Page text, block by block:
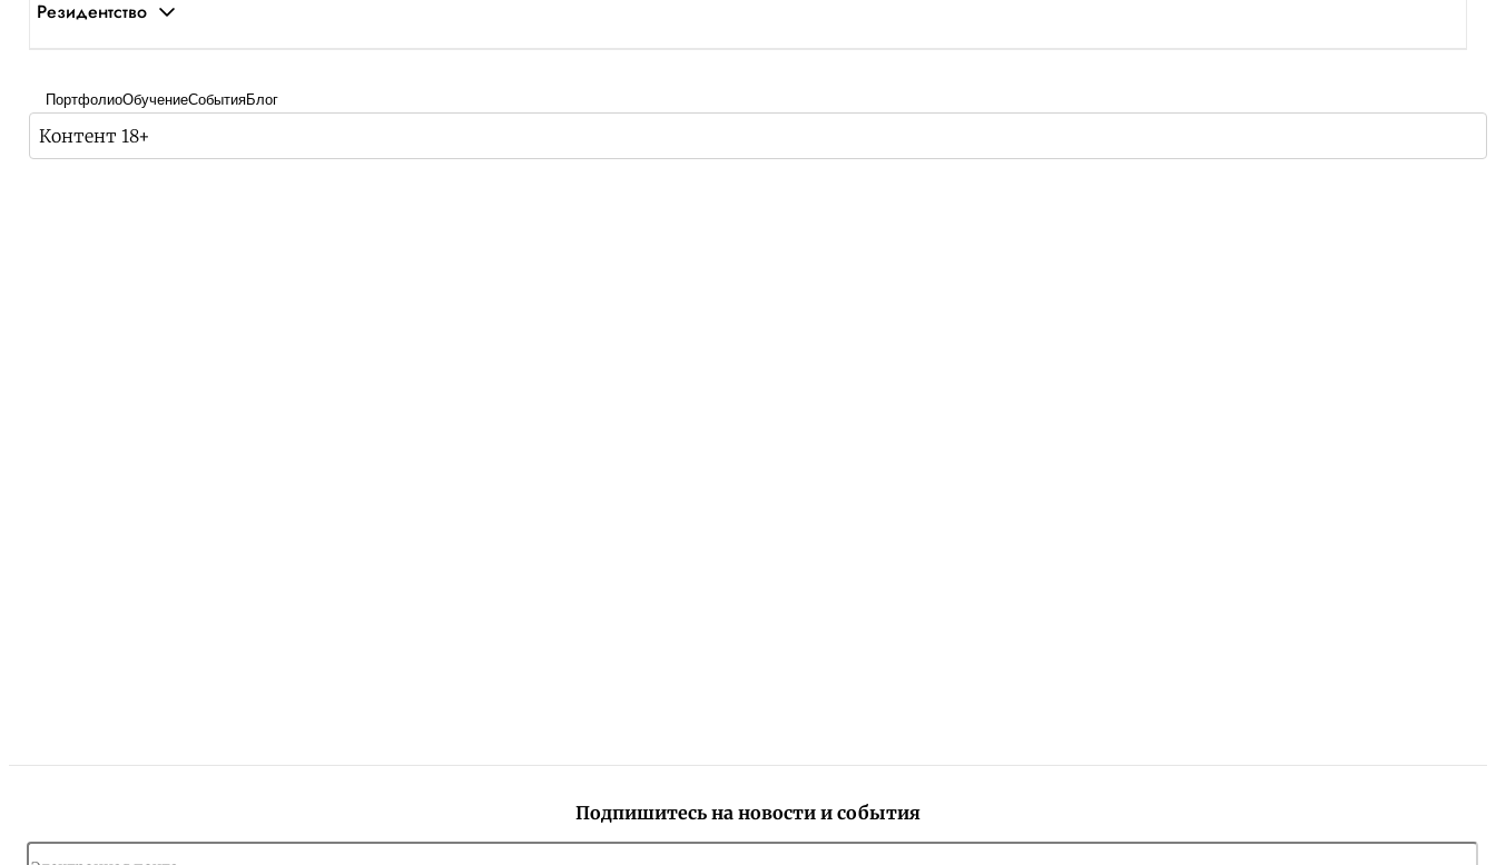
Резидентство
ПортфолиоОбучениеСобытияБлог
Контент 18+
Подпишитесь на новости и события